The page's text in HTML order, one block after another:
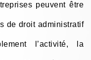
peuvent être
de droit administratif
l’activité, la